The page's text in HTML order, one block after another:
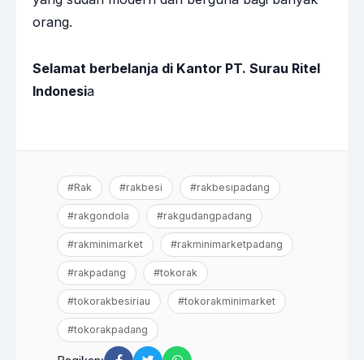
orang.
Selamat berbelanja di Kantor PT. Surau Ritel
Indonesia
#Rak #rakbesi #rakbesipadang
#rakgondola #rakgudangpadang
#rakminimarket #rakminimarketpadang
#rakpadang #tokorak
#tokorakbesiriau #tokorakminimarket
#tokorakpadang